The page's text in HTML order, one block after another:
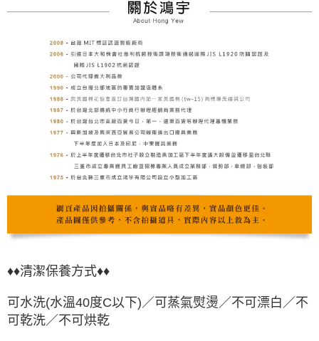
♦♦清潔保養方式♦♦
可水洗(水溫40度C以下)／可蒸氣熨燙／不可漂白／不
可乾洗／不可烘乾